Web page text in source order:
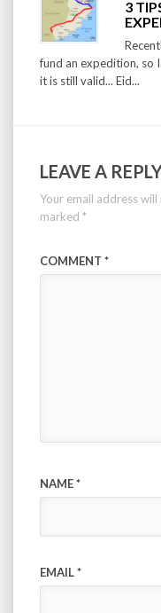
3
fund an expedition, so
it is still valid... Eid...
LEAVE A
Your email address
marked *
COMMENT *
NAME*
EMAIL*